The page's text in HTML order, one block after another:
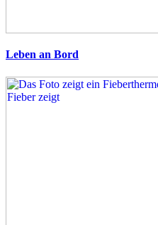
Leben an Bord